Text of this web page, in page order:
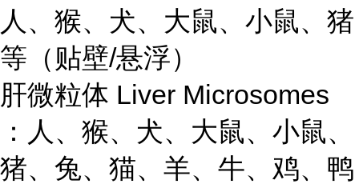
人、猴、犬、大鼠、小鼠、猪
等（贴壁/悬浮）
肝微粒体 Liver Microsomes
：人、猴、犬、大鼠、小鼠、
猪、兔、猫、羊、牛、鸡、鸭